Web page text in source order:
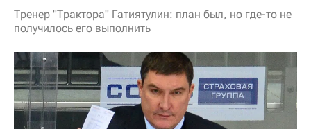
Тренер "Трактора" Гатиятулин: план был, но где-то не
получилось его выполнить